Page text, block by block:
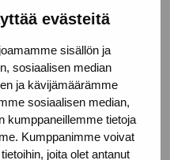
evästeitä
sisällön ja
sosiaalisen median
ja kävijämäärämme
sosiaalisen median,
kumppaneillemme tietoja
Kumppanimme voivat
joita olet antanut